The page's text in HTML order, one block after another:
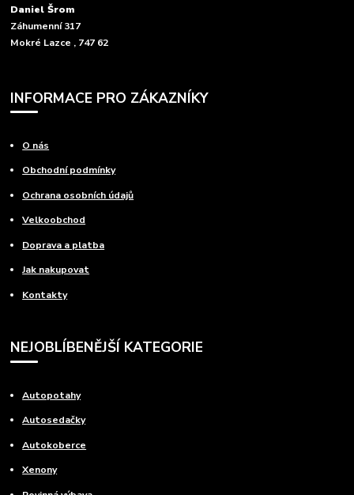
Daniel Šrom
Záhumenní 317
Mokré Lazce , 747 62
INFORMACE PRO ZÁKAZNÍKY
O nás
Obchodní podmínky
Ochrana osobních údajů
Velkoobchod
Doprava a platba
Jak nakupovat
Kontakty
NEJOBLÍBENĚJŠÍ KATEGORIE
Autopotahy
Autosedačky
Autokoberce
Xenony